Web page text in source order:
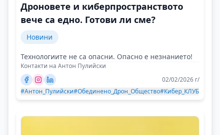
Дроновете и киберпространството
вече са едно. Готови ли сме?
Новини
Технологиите не са опасни. Опасно е незнанието!
Контакти на Антон Пулийски
02/02/2026 г/
#Антон_Пулийски#Обединено_Дрон_Общество#Кибер_КЛУБ